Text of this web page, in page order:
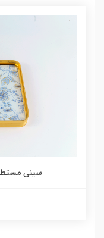
سینی